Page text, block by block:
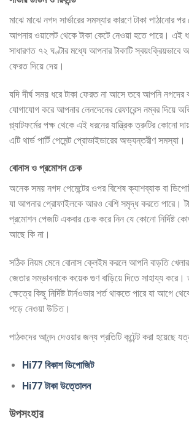
মাঝে মাঝে নগদ সার্ভারের সমস্যার কারণে টাকা পাঠানোর
আপনার ওয়ালেট থেকে টাকা কেটে নেওয়া হতে পারে। এই
সাধারণত ৭২ ঘণ্টার মধ্যে আপনার টাকাটি স্বয়ংক্রিয়ভাবে
ফেরত দিয়ে দেয়।
যদি দীর্ঘ সময় ধরে টাকা ফেরত না আসে তবে আপনি নগদের
যোগাযোগ করে আপনার লেনদেনের রেফারেন্স নম্বর দিয়ে
প্ল্যাটফর্মের পক্ষ থেকে এই ধরনের যান্ত্রিক ত্রুটির কোনো
এটি থার্ড পার্টি পেমেন্ট প্রোভাইডারের অভ্যন্তরীণ সমস্যা।
বোনাস ও প্রমোশন চেক
অনেক সময় নগদ পেমেন্টের ওপর বিশেষ ক্যাশব্যাক বা
যা আপনার প্রোফাইলকে আরও বেশি সমৃদ্ধ করতে পারে।
প্রমোশন পেজটি একবার চেক করে নিন যে কোনো নির্দিষ্ট
আছে কি না।
সঠিক নিয়ম মেনে বোনাস ক্লেইম করলে আপনি বাড়তি
জেতার সম্ভাবনাকে কয়েক গুণ বাড়িয়ে দিতে সাহায্য করে।
ক্ষেত্রে কিছু নির্দিষ্ট টার্নওভার শর্ত থাকতে পারে যা আগে
পড়ে নেওয়া উচিত।
পাঠকদের আনন্দ দেওয়ার জন্য প্রতিটি কন্টেন্ট করা হয়েছে
Hi77 বিকাশ ডিপোজিট
Hi77 টাকা উত্তোলন
উপসংহার